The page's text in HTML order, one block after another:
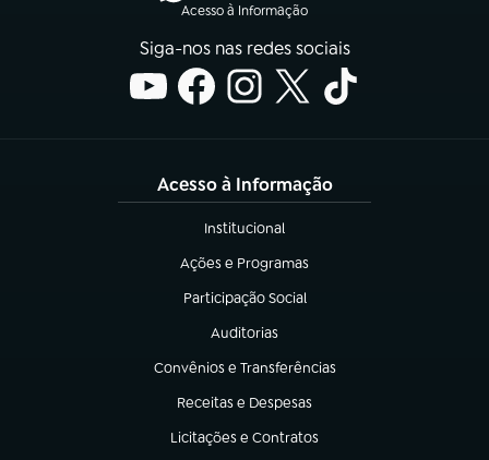
Acesso à Informação
Siga-nos nas redes sociais
Acesso à Informação
Institucional
(abre em nova aba)
Ações e Programas
(abre em nova aba)
Participação Social
(abre em nova aba)
Auditorias
(abre em nova aba)
Convênios e Transferências
(abre em nova aba)
Receitas e Despesas
(abre em nova aba)
Licitações e Contratos
(abre em nova aba)